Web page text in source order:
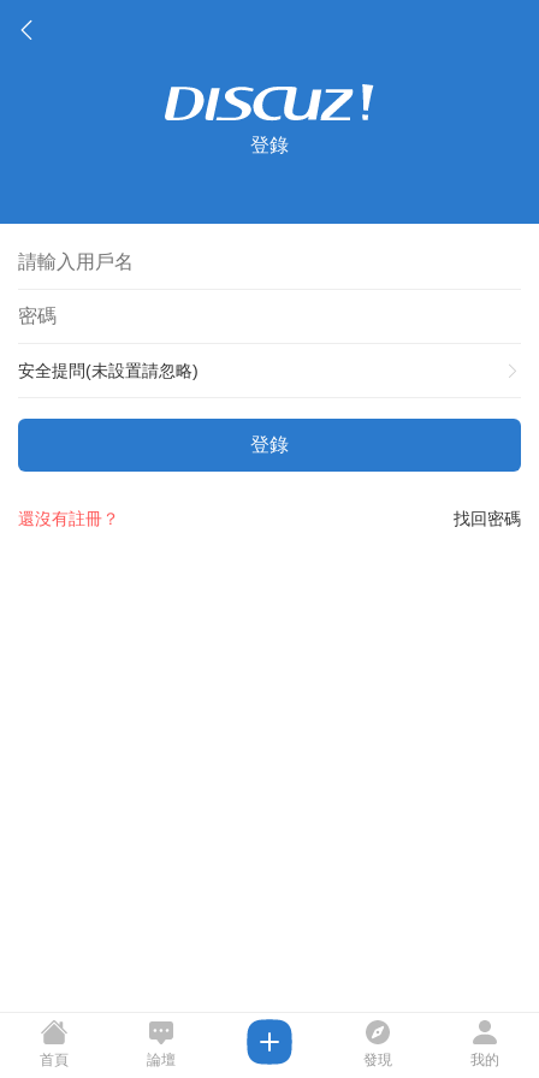
登錄
安全提問(未設置請忽略)
登錄
找回密碼
還沒有註冊？
首頁 論壇 發現 我的